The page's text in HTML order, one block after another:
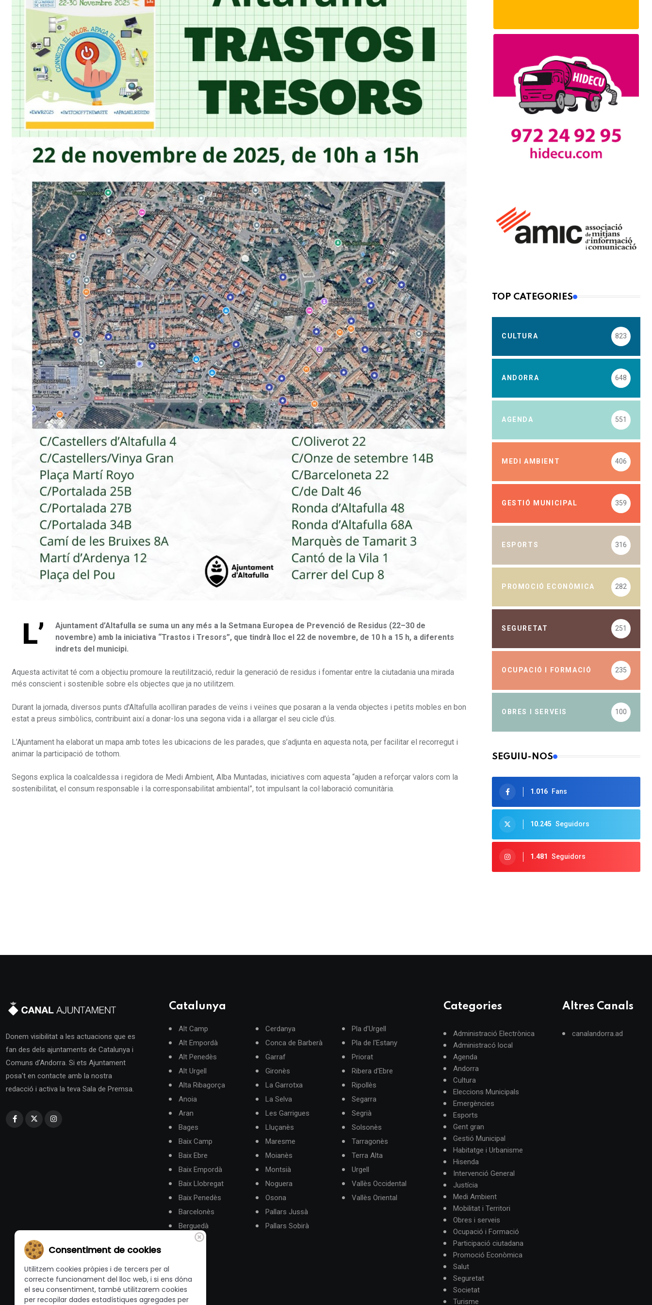
L’
Ajuntament d’Altafulla se suma un any més a la Setmana Europea de Prevenció de Residus (22–30 de
novembre) amb la iniciativa “Trastos i Tresors”, que tindrà lloc el 22 de novembre, de 10 h a 15 h, a diferents
indrets del municipi.
Aquesta activitat té com a objectiu promoure la reutilització, reduir la generació de residus i fomentar entre la ciutadania una mirada
més conscient i sostenible sobre els objectes que ja no utilitzem.
Durant la jornada, diversos punts d'Altafulla acolliran parades de veïns i veïnes que posaran a la venda objectes i petits mobles en bon
estat a preus simbòlics, contribuint així a donar-los una segona vida i a allargar el seu cicle d’ús.
L’Ajuntament ha elaborat un mapa amb totes les ubicacions de les parades, que s’adjunta en aquesta nota, per facilitar el recorregut i
animar la participació de tothom.
Segons explica la coalcaldessa i regidora de Medi Ambient, Alba Muntadas, iniciatives com aquesta “ajuden a reforçar valors com la
sostenibilitat, el consum responsable i la corresponsabilitat ambiental”, tot impulsant la col·laboració comunitària.
TOP CATEGORIES
CULTURA 823
ANDORRA 648
AGENDA 551
MEDI AMBIENT 406
GESTIÓ MUNICIPAL 359
ESPORTS 316
PROMOCIÓ ECONÒMICA 282
SEGURETAT 251
OCUPACIÓ I FORMACIÓ 235
OBRES I SERVEIS 100
SEGUIU-NOS
1.016 Fans
10.245 Seguidors
1.481 Seguidors
Donem visibilitat a les actuacions que es
fan des dels ajuntaments de Catalunya i
Comuns d'Andorra. Si ets Ajuntament
posa't en contacte amb la nostra
redacció i activa la teva Sala de Premsa.
Catalunya
Alt Camp
Alt Empordà
Alt Penedès
Alt Urgell
Alta Ribagorça
Anoia
Aran
Bages
Baix Camp
Baix Ebre
Baix Empordà
Baix Llobregat
Baix Penedès
Barcelonès
Berguedà
Cerdanya
Conca de Barberà
Garraf
Gironès
La Garrotxa
La Selva
Les Garrigues
Lluçanès
Maresme
Moianès
Montsià
Noguera
Osona
Pallars Jussà
Pallars Sobirà
Pla d'Urgell
Pla de l'Estany
Priorat
Ribera d'Ebre
Ripollès
Segarra
Segrià
Solsonès
Tarragonès
Terra Alta
Urgell
Vallès Occidental
Vallès Oriental
Categories
Administració Electrònica
Administracó local
Agenda
Andorra
Cultura
Eleccions Municipals
Emergències
Esports
Gent gran
Gestió Municipal
Habitatge i Urbanisme
Hisenda
Intervenció General
Justícia
Medi Ambient
Mobilitat i Territori
Obres i serveis
Ocupació i Formació
Participació ciutadana
Promoció Econòmica
Salut
Seguretat
Societat
Turisme
Altres Canals
canalandorra.ad
Consentiment de cookies
Utilitzem cookies pròpies i de tercers per al
correcte funcionament del lloc web, i si ens dóna
el seu consentiment, també utilitzarem cookies
per recopilar dades estadístiques agregades per